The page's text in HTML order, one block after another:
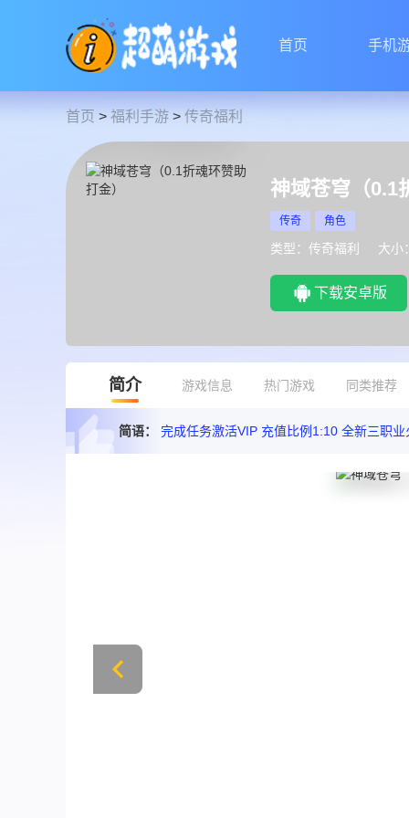
首页 手机
首页 > 福利手游 > 传奇福利
神域苍穹（0.1
传奇 角色
类型：传奇福利 大小
下载安卓版
简介 游戏信息 热门游戏 同类推荐
简语： 完成任务激活VIP 充值比例1:10 全新三职业